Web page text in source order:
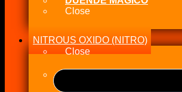
Close
NITROUS OXIDO (NITRO)
Close